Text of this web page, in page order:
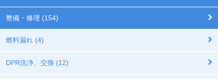
整備・修理 (154)
燃料漏れ (4)
DPR洗浄、交換 (12)